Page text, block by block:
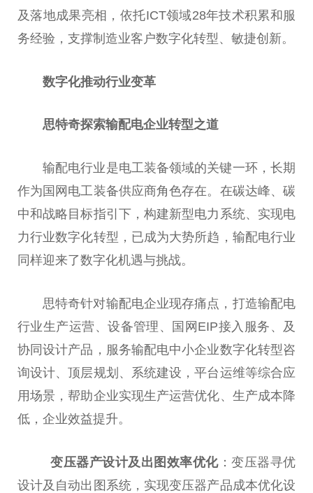
及落地成果亮相，依托ICT领域28年技术积累和服
务经验，支撑制造业客户数字化转型、敏捷创新。
数字化推动行业变革
思特奇探索输配电企业转型之道
输配电行业是电工装备领域的关键一环，长期
作为国网电工装备供应商角色存在。在碳达峰、碳
中和战略目标指引下，构建新型电力系统、实现电
力行业数字化转型，已成为大势所趋，输配电行业
同样迎来了数字化机遇与挑战。
思特奇针对输配电企业现存痛点，打造输配电
行业生产运营、设备管理、国网EIP接入服务、及
协同设计产品，服务输配电中小企业数字化转型咨
询设计、顶层规划、系统建设，平台运维等综合应
用场景，帮助企业实现生产运营优化、生产成本降
低，企业效益提升。
变压器产设计及出图效率优化：变压器寻优
设计及自动出图系统，实现变压器产品成本优化设